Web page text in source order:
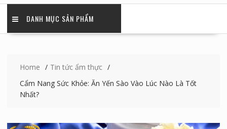
DANH MỤC SẢN PHẨM
Home
Tin tức ẩm thực
Cẩm Nang Sức Khỏe: Ăn Yến Sào Vào Lúc Nào Là Tốt
Nhất?